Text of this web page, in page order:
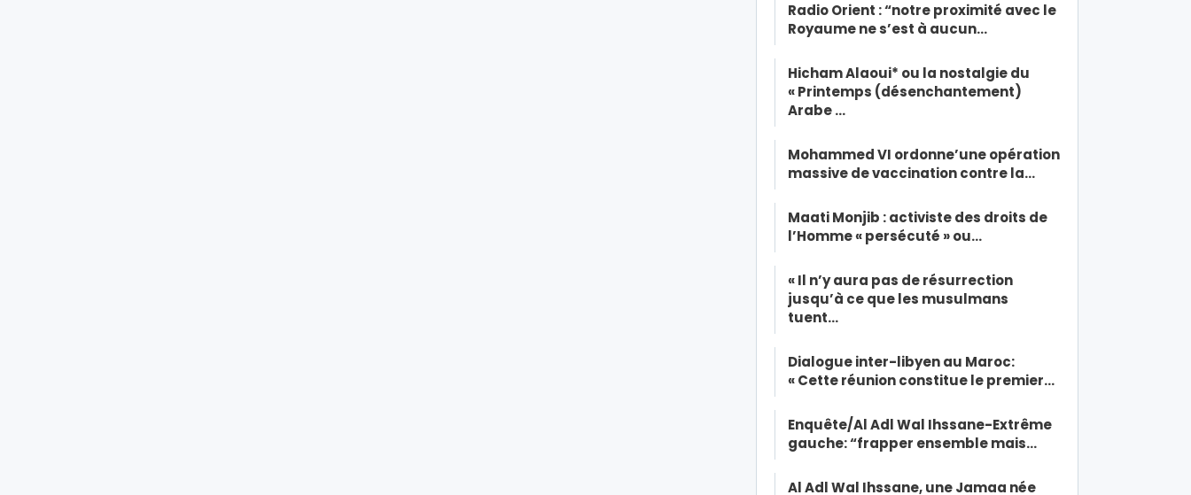
Radio Orient : “notre proximité avec le
Royaume ne s’est à aucun…
Hicham Alaoui* ou la nostalgie du
« Printemps (désenchantement)
Arabe …
Mohammed VI ordonne’une opération
massive de vaccination contre la…
Maati Monjib : activiste des droits de
l’Homme « persécuté » ou…
« Il n’y aura pas de résurrection
jusqu’à ce que les musulmans
tuent…
Dialogue inter-libyen au Maroc:
« Cette réunion constitue le premier…
Enquête/Al Adl Wal Ihssane-Extrême
gauche: “frapper ensemble mais…
Al Adl Wal Ihssane, une Jamaa née